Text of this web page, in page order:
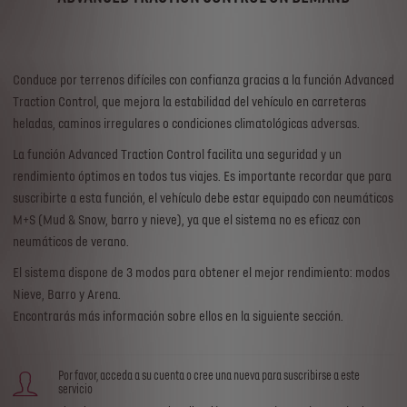
Conduce por terrenos difíciles con confianza gracias a la función Advanced
Traction Control, que mejora la estabilidad del vehículo en carreteras
heladas, caminos irregulares o condiciones climatológicas adversas.
La función Advanced Traction Control facilita una seguridad y un
rendimiento óptimos en todos tus viajes. Es importante recordar que para
suscribirte a esta función, el vehículo debe estar equipado con neumáticos
M+S (Mud & Snow, barro y nieve), ya que el sistema no es eficaz con
neumáticos de verano.
El sistema dispone de 3 modos para obtener el mejor rendimiento: modos
Nieve, Barro y Arena.
Encontrarás más información sobre ellos en la siguiente sección.
Por favor, acceda a su cuenta o cree una nueva para suscribirse a este
servicio